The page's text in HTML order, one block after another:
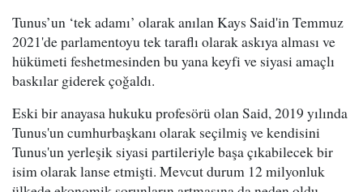
Tunus’un ‘tek adamı’ olarak anılan Kays Said'in Temmuz
2021'de parlamentoyu tek taraflı olarak askıya alması ve
hükümeti feshetmesinden bu yana keyfi ve siyasi amaçlı
baskılar giderek çoğaldı.
Eski bir anayasa hukuku profesörü olan Said, 2019 yılında
Tunus'un cumhurbaşkanı olarak seçilmiş ve kendisini
Tunus'un yerleşik siyasi partileriyle başa çıkabilecek bir
isim olarak lanse etmişti. Mevcut durum 12 milyonluk